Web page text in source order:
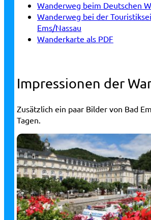
Wanderweg beim Deutschen
Wanderweg bei der
Ems/Nassau
Wanderkarte als PDF
Impressionen der
Zusätzlich ein paar Bilder von Bad
Tagen.